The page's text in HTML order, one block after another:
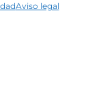
Aviso legal